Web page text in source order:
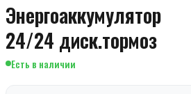
Энергоаккумулятор
24/24 диск.тормоз
Есть в наличии